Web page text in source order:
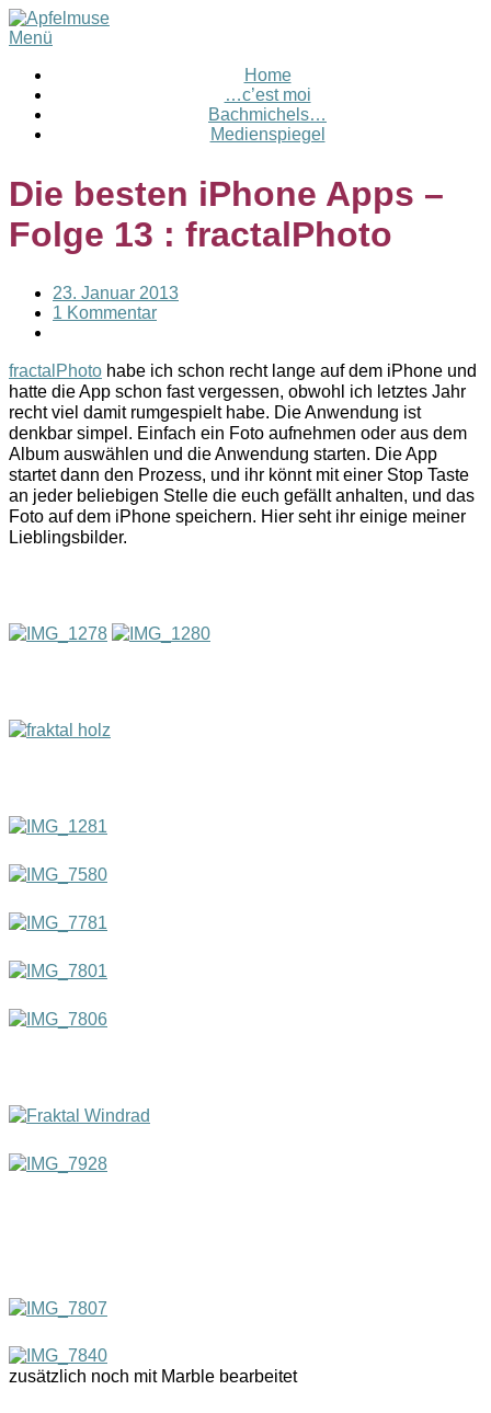
Menü
Home
…c’est moi
Bachmichels…
Medienspiegel
Die besten iPhone Apps –
Folge 13 : fractalPhoto
23. Januar 2013
1 Kommentar
fractalPhoto habe ich schon recht lange auf dem iPhone und
hatte die App schon fast vergessen, obwohl ich letztes Jahr
recht viel damit rumgespielt habe. Die Anwendung ist
denkbar simpel. Einfach ein Foto aufnehmen oder aus dem
Album auswählen und die Anwendung starten. Die App
startet dann den Prozess, und ihr könnt mit einer Stop Taste
an jeder beliebigen Stelle die euch gefällt anhalten, und das
Foto auf dem iPhone speichern. Hier seht ihr einige meiner
Lieblingsbilder.
zusätzlich noch mit Marble bearbeitet